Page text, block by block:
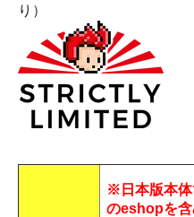
り）
※日本版本体
のeshopを含